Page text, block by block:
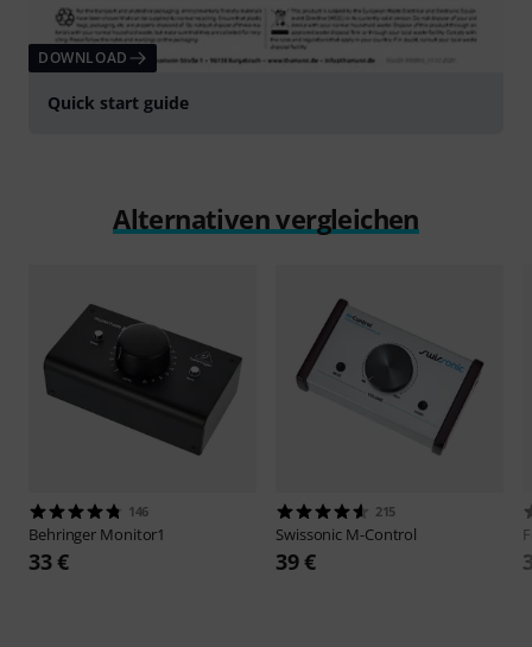
DOWNLOAD
Quick start guide
Alternativen vergleichen
146
Behringer Monitor1
33 €
215
Swissonic M-Control
39 €